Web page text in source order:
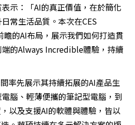
示：「AI的真正價值，在於簡化
常生活品質。本次在CES
的AI布局，展示我們如何打造貫
的Always Incredible體驗，持續
率先展示其持續拓展的AI產品生
腦、輕薄便攜的筆記型電腦，到
以及支援AI的軟體與體驗，皆以